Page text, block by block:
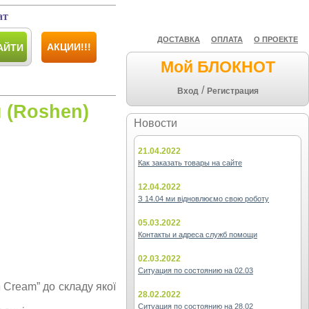
ДОСТАВКА ОПЛАТА О ПРОЕКТЕ
Мой БЛОКНОТ
Вход / Регистрация
Новости
21.04.2022
Как заказать товары на сайте
12.04.2022
З 14.04 ми відновлюємо свою роботу
05.03.2022
Контакты и адреса служб помощи
02.03.2022
Ситуация по состоянию на 02.03
28.02.2022
Ситуация по состоянию на 28.02
АКЦИИ!!!
до складу якої